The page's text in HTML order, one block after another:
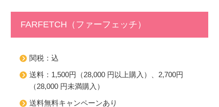
FARFETCH（ファーフェッチ）
関税：込
送料：1,500円（28,000 円以上購入）、2,700円
（28,000 円未満購入）
送料無料キャンペーンあり